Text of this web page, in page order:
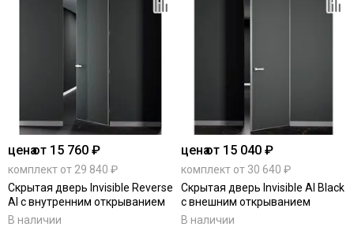
ценаот 15 760 ₽
комплект от 29 840 ₽
Скрытая дверь Invisible Reverse
Al с внутренним открыванием
В наличии
ценаот 15 040 ₽
комплект от 30 640 ₽
Скрытая дверь Invisible Al Black
с внешним открыванием
В наличии